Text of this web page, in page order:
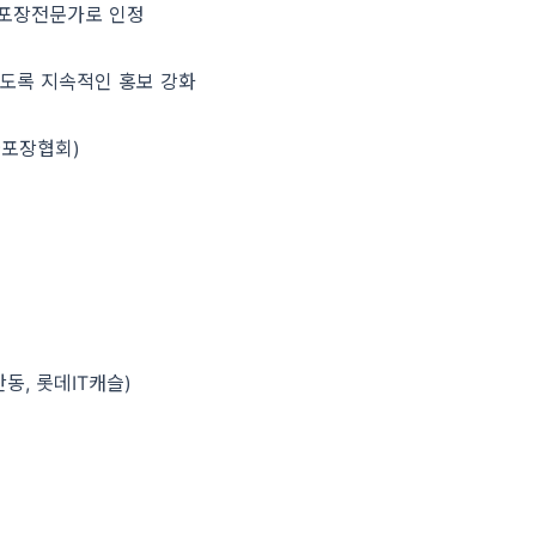
장전문가로 인정
록 지속적인 홍보 강화
장협회)
, 롯데IT캐슬)